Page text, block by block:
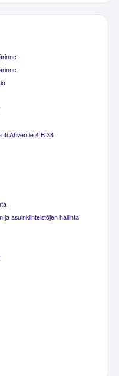
Ahventie 4 B 38
ja asuinkiinteistöjen hallinta